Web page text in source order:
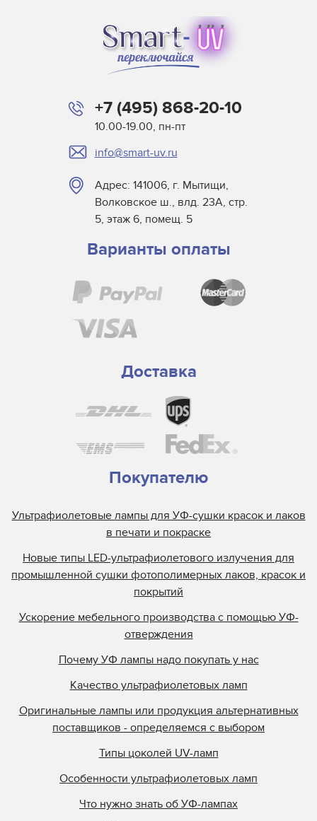
Baldwin
Beltron
BLV
Didde
DigiPrint для сушек
Dorn SPE
Dry Tac
Efsen
Frank Matthew
Grafix
H&S Autoshot
Hanovia
Heidelberg
Henkel
Hewlett Packard
Interlight
Jelight
Johnson and Allen
Kase
KBA
Kopack
Kuehnast
Lamin
Lamp Tech
LCD Lighting
Loctite
Mark Andy
+7 (495) 868-20-10
10.00-19.00, пн-пт
info@smart-uv.ru
Адрес: 141006, г. Мытищи,
Волковское ш., влд. 23А, стр.
5, этаж 6, помещ. 5
Варианты оплаты
Доставка
Покупателю
Ультрафиолетовые лампы для УФ-сушки красок и лаков
в печати и покраске
Новые типы LED-ультрафиолетового излучения для
промышленной сушки фотополимерных лаков, красок и
покрытий
Ускорение мебельного производства с помощью УФ-
отверждения
Почему УФ лампы надо покупать у нас
Качество ультрафиолетовых ламп
Оригинальные лампы или продукция альтернативных
поставщиков - определяемся с выбором
Типы цоколей UV-ламп
Особенности ультрафиолетовых ламп
Что нужно знать об УФ-лампах